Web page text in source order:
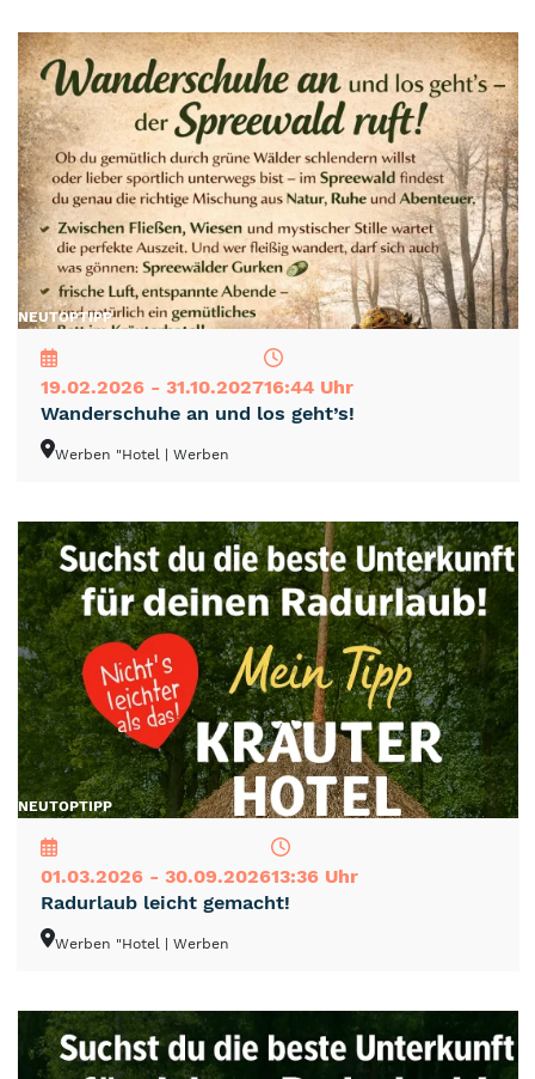
NEUTOPTIPP
19.02.2026 - 31.10.202716:44 Uhr
Wanderschuhe an und los geht’s!
Werben "Hotel | Werben
NEUTOPTIPP
01.03.2026 - 30.09.202613:36 Uhr
Radurlaub leicht gemacht!
Werben "Hotel | Werben